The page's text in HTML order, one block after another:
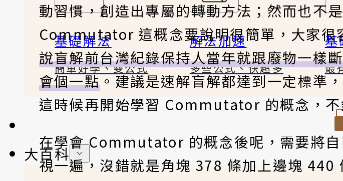
基礎解法
簡單好學、雙公式
解法加速
多些公式、快超多
基
最
大百科
動習慣，創造出專屬的轉動方法；然而也不
Commutator 這概念要說明很簡單，大家很
說盲解前台灣紀錄保持人當年就跟廢物一樣
會個一點。建議是速解盲解都達到一定標準
這時候再開始學習 Commutator 的概念，不
在學會 Commutator 的概念後呢，需要將
視一遍，沒錯就是角塊 378 條加上邊塊 440